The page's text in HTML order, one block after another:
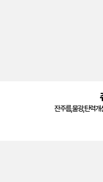
잔주름,물광,탄력개